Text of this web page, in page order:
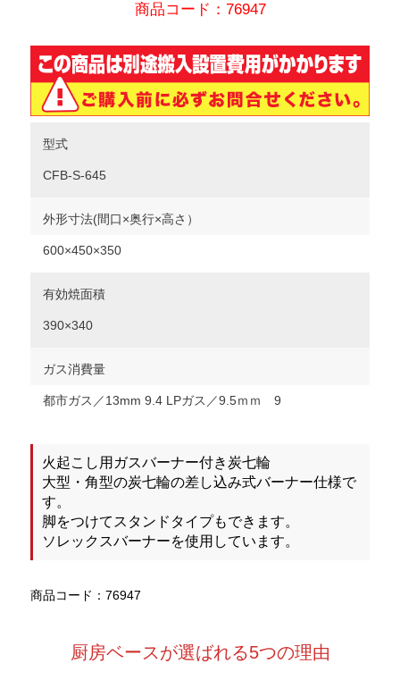
商品コード：76947
型式
CFB-S-645
外形寸法(間口×奥行×高さ）
600×450×350
有効焼面積
390×340
ガス消費量
都市ガス／13mm 9.4 LPガス／9.5ｍｍ 9
火起こし用ガスバーナー付き炭七輪
大型・角型の炭七輪の差し込み式バーナー仕様で
す。
脚をつけてスタンドタイプもできます。
ソレックスバーナーを使用しています。
商品コード：76947
厨房ベースが選ばれる5つの理由